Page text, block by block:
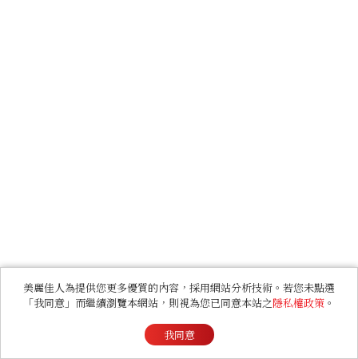
美麗佳人為提供您更多優質的內容，採用網站分析技術。若您未點選
「我同意」而繼續瀏覽本網站，則視為您已同意本站之隱私權政策 。
我同意